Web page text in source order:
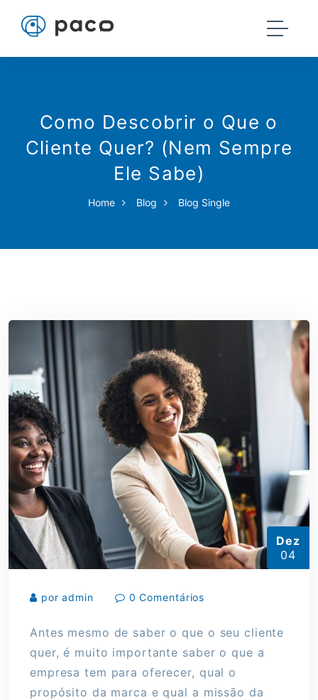
Como Descobrir o Que o
Cliente Quer? (Nem Sempre
Ele Sabe)
Home Blog Blog Single
Dez
04
por admin 0 Comentários
Antes mesmo de saber o que o seu cliente
quer, é muito importante saber o que a
empresa tem para oferecer, qual o
propósito da marca e qual a missão da